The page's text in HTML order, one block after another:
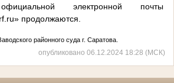
официальной электронной почты
. ru» продолжаются.
районного суда г. Саратова.
опубликовано 06.12.2024 18:28 (МСК)